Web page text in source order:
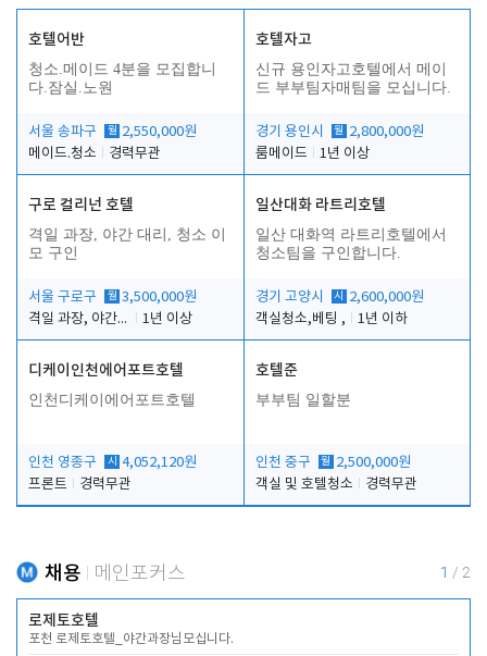
호텔어반
청소.메이드 4분을 모집합니
다.잠실.노원
서울 송파구 월 2,550,000원
메이드.청소
경력무관
호텔자고
신규 용인자고호텔에서 메이
드 부부팀자매팀을 모십니다.
경기 용인시 월 2,800,000원
룸메이드
1년 이상
구로 컬리넌 호텔
격일 과장, 야간 대리, 청소 이
모 구인
서울 구로구 월 3,500,000원
격일 과장, 야간 대리, 청소 이모
1년 이상
일산대화 라트리호텔
일산 대화역 라트리호텔에서
청소팀을 구인합니다.
경기 고양시 시
2,600,000원
객실청소,베팅 ,
1년 이하
디케이인천에어포트호텔
인천디케이에어포트호텔
인천 영종구 시 4,052,120원
프론트
경력무관
호텔준
부부팀 일할분
인천 중구 월 2,500,000원
객실 및 호텔청소
경력무관
채용 메인포커스 1 / 2
로제토호텔
포천 로제토호텔_야간과장님모십니다.